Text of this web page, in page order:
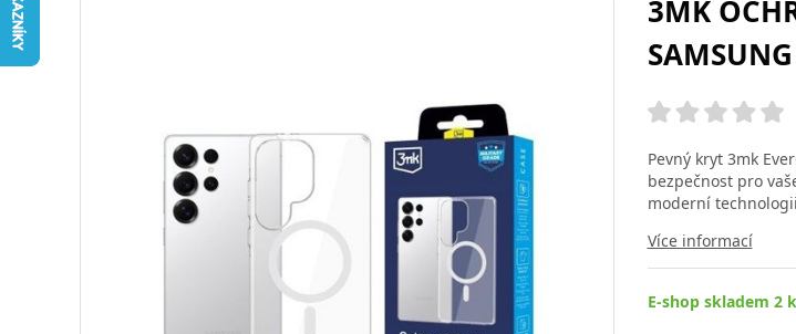
3MK
Pevný kryt 3mk
bezpečnost pro
moderní
Více informací
E-shop skladem 2